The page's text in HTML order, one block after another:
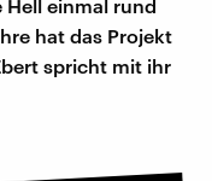
einmal rund
hat das Projekt
spricht mit ihr